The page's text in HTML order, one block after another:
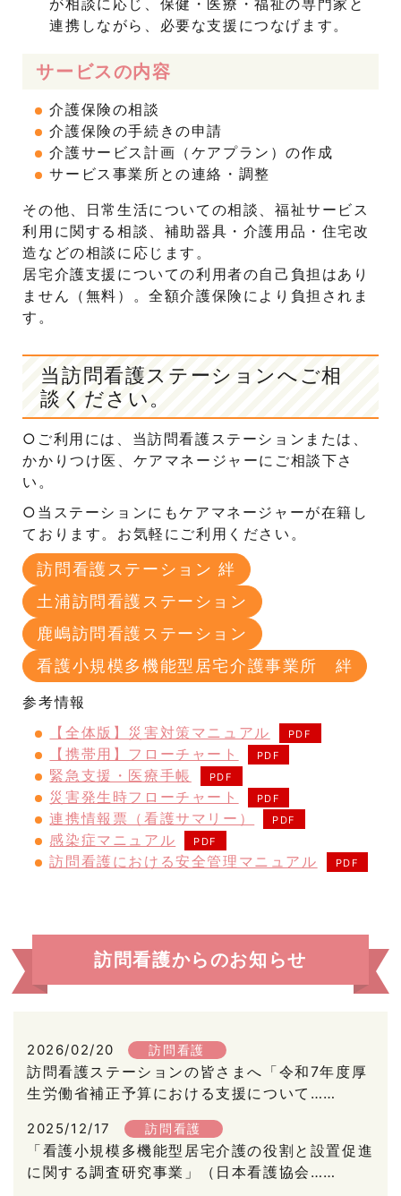
が相談に応じ、保健・医療・福祉の専門家と
連携しながら、必要な支援につなげます。
サービスの内容
介護保険の相談
介護保険の手続きの申請
介護サービス計画（ケアプラン）の作成
サービス事業所との連絡・調整
その他、日常生活についての相談、福祉サービス
利用に関する相談、補助器具・介護用品・住宅改
造などの相談に応じます。
居宅介護支援についての利用者の自己負担はあり
ません（無料）。全額介護保険により負担されま
す。
当訪問看護ステーションへご相
談ください。
○ご利用には、当訪問看護ステーションまたは、
かかりつけ医、ケアマネージャーにご相談下さ
い。
○当ステーションにもケアマネージャーが在籍し
ております。お気軽にご利用ください。
訪問看護ステーション 絆
土浦訪問看護ステーション
鹿嶋訪問看護ステーション
看護小規模多機能型居宅介護事業所 絆
参考情報
【全体版】災害対策マニュアル
【携帯用】フローチャート
緊急支援・医療手帳
災害発生時フローチャート
連携情報票（看護サマリー）
感染症マニュアル
訪問看護における安全管理マニュアル
訪問看護からのお知らせ
2026/02/20 訪問看護
訪問看護ステーションの皆さまへ「令和7年度厚
生労働省補正予算における支援について……
2025/12/17 訪問看護
「看護小規模多機能型居宅介護の役割と設置促進
に関する調査研究事業」（日本看護協会……